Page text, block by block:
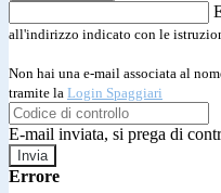
all'indirizzo indicato con le
Non hai una e-mail associata al
tramite la Login Spaggiari
E-mail inviata, si prega di
Errore